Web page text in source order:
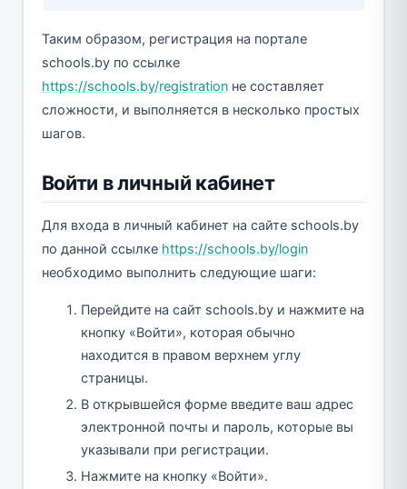
Таким образом, регистрация на портале
schools.by по ссылке
https://schools.by/registrationне составляет
сложности, и выполняется в несколько простых
шагов.
Войти в личный кабинет
Для входа в личный кабинет на сайте schools.by
по данной ссылке https://schools.by/login
необходимо выполнить следующие шаги:
Перейдите на сайт schools.by и нажмите на
кнопку «Войти», которая обычно
находится в правом верхнем углу
страницы.
В открывшейся форме введите ваш адрес
электронной почты и пароль, которые вы
указывали при регистрации.
Нажмите на кнопку «Войти».